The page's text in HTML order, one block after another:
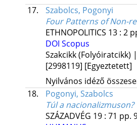
17.
Szabolcs, Pogonyi
Four Patterns of Non-
ETHNOPOLITICS 13: 2
DOI Scopus
Szakcikk (Folyóiratcikk)
[2998119] [Egyeztetett]
Nyilvános idéző
18.
Pogonyi, Szabolcs
Túl a nacionalizmuson?
SZÁZADVÉG 19: 71 pp.